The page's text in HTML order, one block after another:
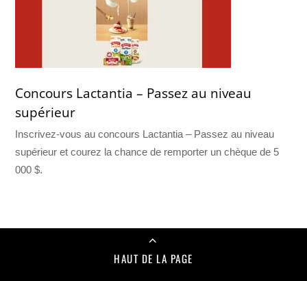
Concours Lactantia – Passez au niveau
supérieur
Inscrivez-vous au concours Lactantia – Passez au niveau
supérieur et courez la chance de remporter un chèque de 5
000 $.
HAUT DE LA PAGE